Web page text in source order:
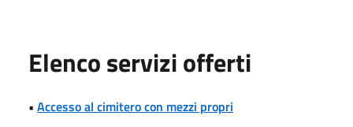
Elenco servizi offerti
• Accesso al cimitero con mezzi propri